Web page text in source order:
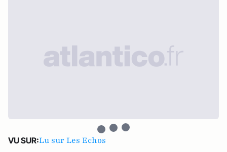
VU SUR:Lu sur Les Echos